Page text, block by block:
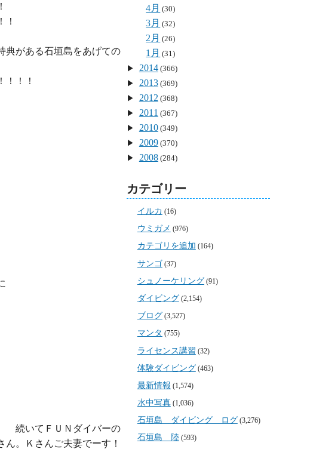
！
典がある石垣島をあげての
！！！
続いてＦＵＮダイバーの
ん。Ｋさんご夫妻でーす！
4月 (30)
3月 (32)
2月 (26)
1月 (31)
2014(366)
2013(369)
2012(368)
2011 (367)
2010(349)
2009(370)
2008(284)
カテゴリー
イルカ (16)
ウミガメ (976)
カテゴリを追加 (164)
サンゴ(37)
シュノーケリング(91)
ダイビング (2,154)
ブログ (3,527)
マンタ (755)
ライセンス講習 (32)
体験ダイビング(463)
最新情報 (1,574)
水中写真(1,036)
石垣島 ダイビング ログ (3,276)
石垣島 陸(593)